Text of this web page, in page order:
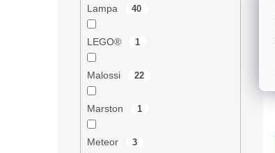
Lampa 40
LEGO® 1
Malossi 22
Marston 1
Meteor 3